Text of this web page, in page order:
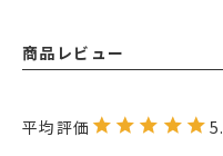
商品レビュー